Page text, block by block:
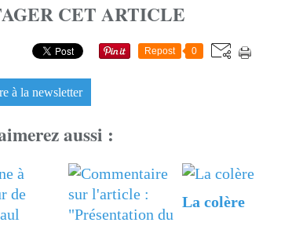
CET ARTICLE
Repost 0
à la newsletter
aussi :
La colère